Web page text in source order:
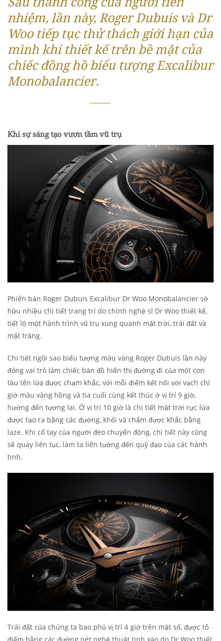
nhiệm, lần này, Roger Dubuis và Dr
Woo tiếp tục thử thách giới hạn của
mình khi thiết kế trên bề mặt của
chiếc đồng hồ biểu tượng Excalibur
Monobalancier.
Khi sự sáng tạo vươn tầm vũ trụ
Phiên bản Roger Dubuis Excalibur Dr Woo Monobalancier sở
hữu nhiều chi tiết trang trí do chính nghệ sĩ Dr Woo thiết kế,
tiết lộ một hành trình vũ trụ xung quanh mặt trời, trái đất và
mặt trăng.
Chi tiết ngôi sao biểu tượng màu vàng Roger Dubuis lần này
đóng vai trò làm chiếc bản đồ hiển thị đường đi của một con
tàu tên lửa được chạm khắc, với mỗi điểm kết nối với vạch chỉ
giờ màu vàng hồng và tia cuối cùng kết thúc ở vị trí 9 giờ,
hướng đến tương lai. Ở vị trí 10 giờ là chi tiết mặt trời rực lửa
được tạo ra bằng các đường, khối và chấm được khắc bằng
laze. Khi cổ tay của người đeo chuyển động, chi tiết này cũng
sẽ quay liên tục, làm ta liên tưởng đến quỹ đạo của các hành
tinh.
Trái đất của chúng ta bao phủ vị trí 4 giờ trên mặt số, được tô